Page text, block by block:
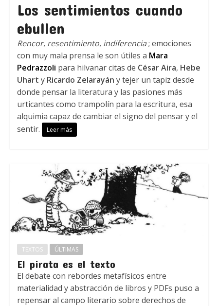
Los sentimientos cuando
ebullen
Rencor, resentimiento, indiferencia; emociones
con muy mala prensa le son útiles a Mara
Pedrazzoli para hilvanar citas de César Aira, Hebe
Uhart y Ricardo Zelarayán y tejer un tapiz desde
donde pensar la literatura y las pasiones más
urticantes como trampolín para la escritura, esa
alquimia capaz de cambiar el signo del pensar y el
sentir.
Leer más
TEXTOS ÚLTIMAS
El pirata es el texto
El debate con rebordes metafísicos entre
materialidad y abstracción de libros y PDFs puso a
repensar al campo literario sobre derechos de